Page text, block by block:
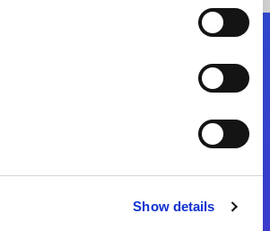
Show details
Start exceeding your digital transformation
お問合せ